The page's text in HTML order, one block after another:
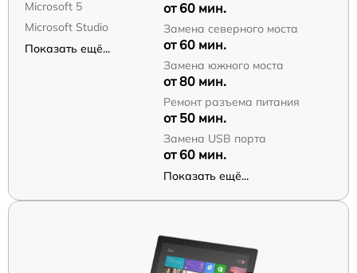
Microsoft 5
Microsoft Studio
Показать ещё...
от 60 мин.
Замена северного моста
от 60 мин.
Замена южного моста
от 80 мин.
Ремонт разъема питания
от 50 мин.
Замена USB порта
от 60 мин.
Показать ещё...